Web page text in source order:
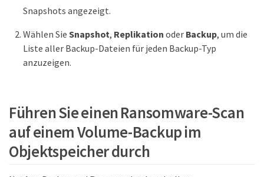
Snapshots angezeigt.
Wählen Sie Snapshot, Replikation oder Backup, um die
Liste aller Backup-Dateien für jeden Backup-Typ
anzuzeigen.
Führen Sie einen Ransomware-Scan
auf einem Volume-Backup im
Objektspeicher durch